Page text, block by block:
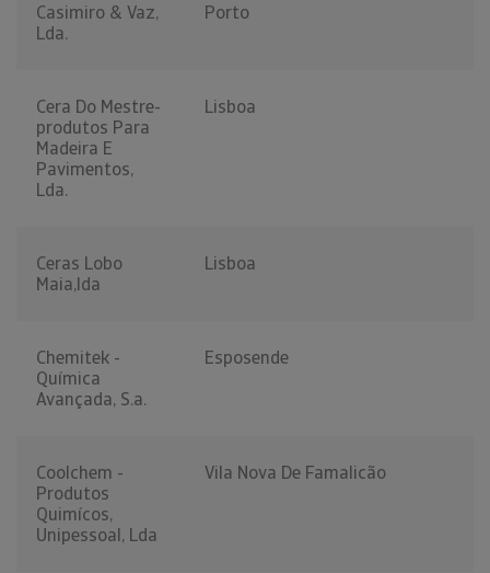
Casimiro & Vaz,
Lda.
Porto
Cera Do Mestre-
produtos Para
Madeira E
Pavimentos,
Lda.
Lisboa
Ceras Lobo
Maia,lda
Lisboa
Chemitek -
Química
Avançada, S.a.
Esposende
Coolchem -
Produtos
Quimícos,
Unipessoal, Lda
Vila Nova De Famalicão